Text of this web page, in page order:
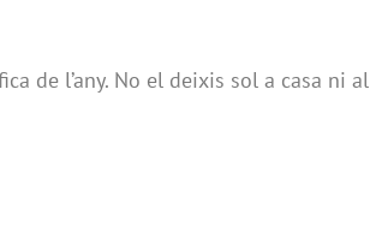
de l’any. No el deixis sol a casa ni al